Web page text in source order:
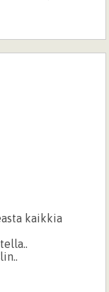
kaikkia